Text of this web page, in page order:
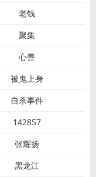
老钱
聚集
心善
被鬼上身
自杀事件
142857
张耀扬
黑龙江